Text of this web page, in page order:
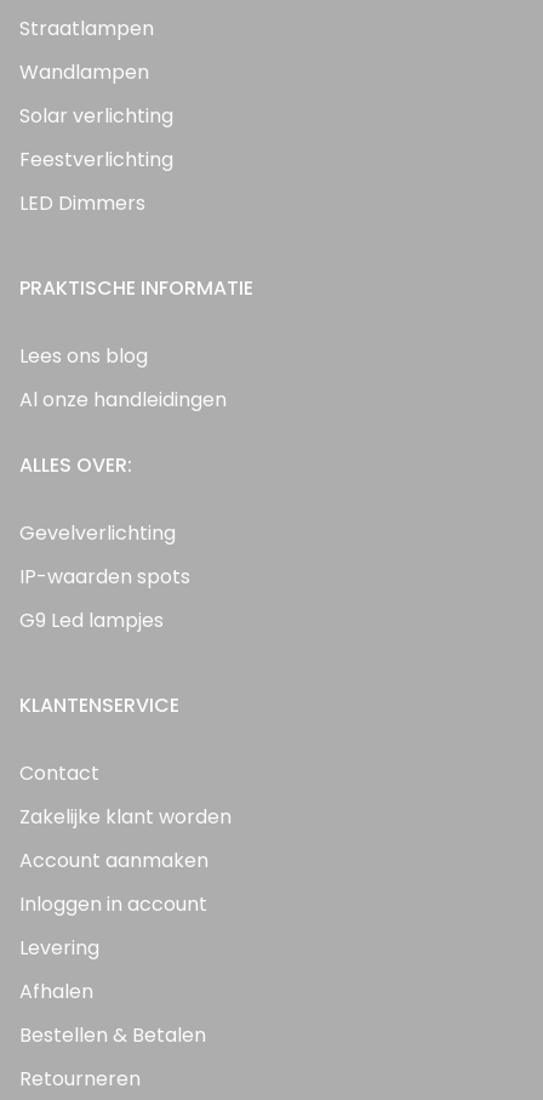
Straatlampen
Wandlampen
Solar verlichting
Feestverlichting
LED Dimmers
PRAKTISCHE INFORMATIE
Lees ons blog
Al onze handleidingen
ALLES OVER:
Gevelverlichting
IP-waarden spots
G9 Led lampjes
KLANTENSERVICE
Contact
Zakelijke klant worden
Account aanmaken
Inloggen in account
Levering
Afhalen
Bestellen & Betalen
Retourneren